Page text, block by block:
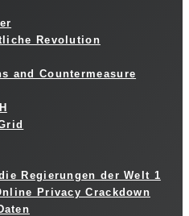
Revolution
and Countermeasure
Regierungen der Welt 1
Privacy Crackdown